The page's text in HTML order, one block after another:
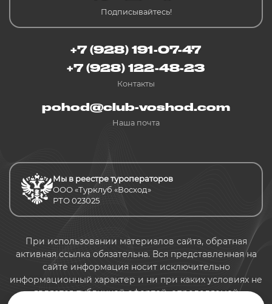
Подписывайтесь!
+7 (928) 191-07-47
+7 (928) 122-48-23
Контакты
pohod@club-voshod.com
Наша почта
Мы в реестре туроператоров
ООО «Турклуб «Восход»
РТО 023025
При использовании материалов сайта, обратная
активная ссылка обязательна. Вся представленная на
сайте информация носит исключительно
информационный характер и ни при каких условиях не
является публичной офертой, определяемой